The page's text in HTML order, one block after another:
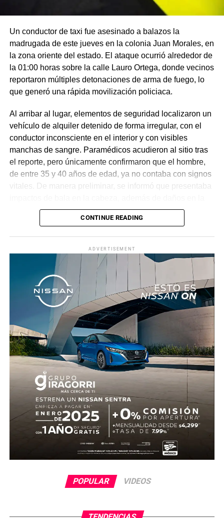
Un conductor de taxi fue asesinado a balazos la
madrugada de este jueves en la colonia Juan Morales, en
la zona oriente del estado. El ataque ocurrió alrededor de
la 01:00 horas sobre la calle Lauro Ortega, donde vecinos
reportaron múltiples detonaciones de arma de fuego, lo
que generó una rápida movilización policiaca.
Al arribar al lugar, elementos de seguridad localizaron un
vehículo de alquiler detenido de forma irregular, con el
conductor inconsciente en el interior y con visibles
manchas de sangre. Paramédicos acudieron al sitio tras
el reporte, pero únicamente confirmaron que el hombre,
de entre 35 y 40 años de edad, ya no contaba con signos
vitales. De manera preliminar, se informó que presentaba
puerta del lado del conductor.
realizaron las diligencias correspondientes y el
levantamiento del cuerpo. Hasta el momento no se
cuenta con información sobre los agresores, y el cadáver
fue trasladado al Servicio Médico Forense en espera de
ser identificado, en tanto continúan las investigaciones.
CONTINUE READING
ADVERTISEMENT
POPULAR VIDEOS